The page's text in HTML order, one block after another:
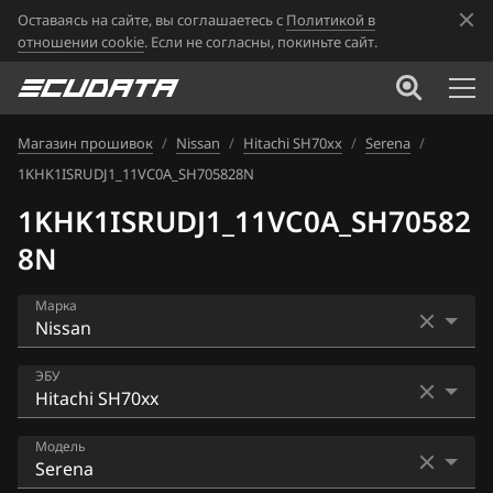
Оставаясь на сайте, вы соглашаетесь с Политикой в
отношении cookie. Если не согласны, покиньте сайт.
Магазин прошивок / Nissan / Hitachi SH70xx / Serena /
1KHK1ISRUDJ1_11VC0A_SH705828N
1KHK1ISRUDJ1_11VC0A_SH70582
8N
Марка
Acura
Alfa Romeo
ATLAS
ЭБУ
Bosch EDC16CP33
Bosch EDC17C84
Модель